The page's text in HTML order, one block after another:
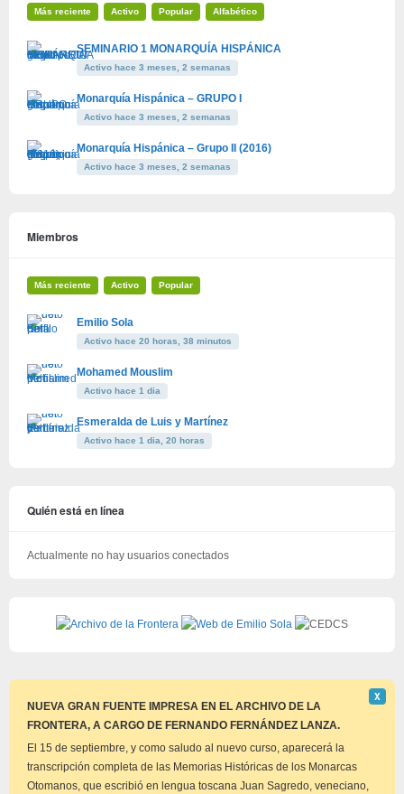
Más reciente Activo Popular Alfabético
SEMINARIO 1 MONARQUÍA HISPÁNICA
Activo hace 3 meses, 2 semanas
Monarquía Hispánica – GRUPO I
Activo hace 3 meses, 2 semanas
Monarquía Hispánica – Grupo II (2016)
Activo hace 3 meses, 2 semanas
Miembros
Más reciente Activo Popular
Emilio Sola
Activo hace 20 horas, 38 minutos
Mohamed Mouslim
Activo hace 1 dia
Esmeralda de Luis y Martínez
Activo hace 1 dia, 20 horas
Quién está en línea
Actualmente no hay usuarios conectados
NUEVA GRAN FUENTE IMPRESA EN EL ARCHIVO DE LA
FRONTERA, A CARGO DE FERNANDO FERNÁNDEZ LANZA.
este
Χ
El 15 de septiembre, y como saludo al nuevo curso, aparecerá la
transcripción completa de las Memorias Históricas de los Monarcas
Otomanos, que escribió en lengua toscana Juan Sagredo, veneciano,